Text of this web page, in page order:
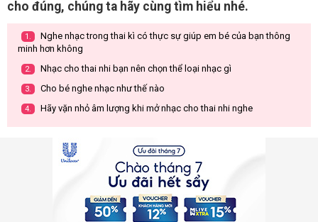
cho đúng, chúng ta hãy cùng tìm hiểu nhé.
1.
Nghe nhạc trong thai kì có thực sự giúp em bé của bạn thông
minh hơn không
2. Nhạc cho thai nhi bạn nên chọn thể loại nhạc gì
3. Cho bé nghe nhạc như thế nào
4. Hãy vặn nhỏ âm lượng khi mở nhạc cho thai nhi nghe